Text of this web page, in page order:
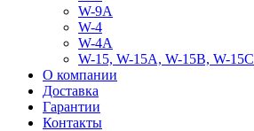
W-9A
W-4
W-4A
W-15, W-15A, W-15B, W-15C
О компании
Доставка
Гарантии
Контакты